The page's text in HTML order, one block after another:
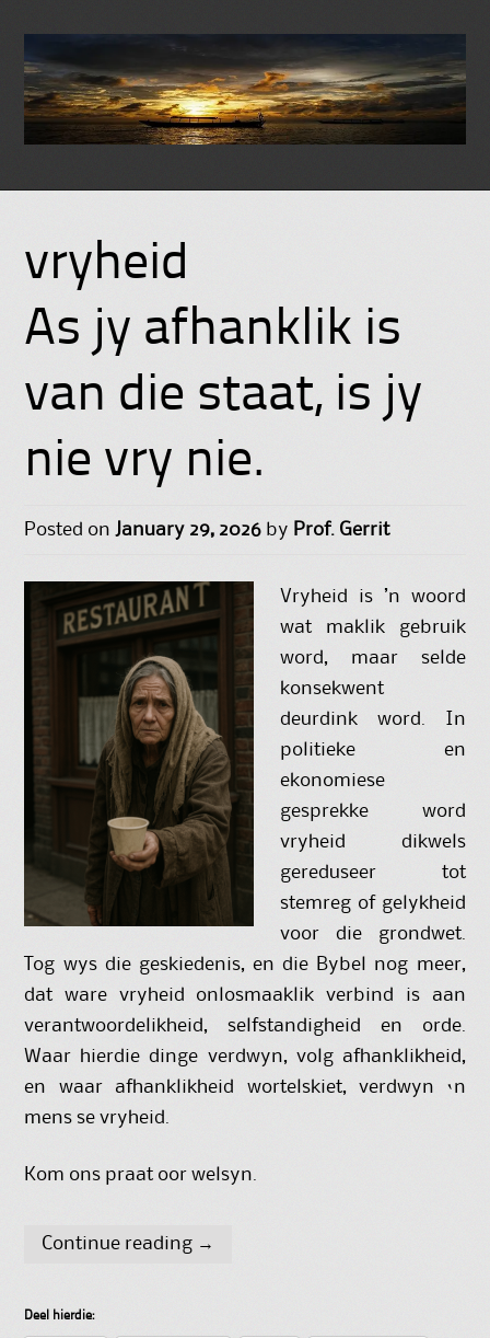
content
vryheid
As jy afhanklik is
van die staat, is jy
nie vry nie.
Posted on January 29, 2026 by Prof. Gerrit
Vryheid is ’n woord
wat maklik gebruik
word, maar selde
konsekwent
deurdink word. In
politieke en
ekonomiese
gesprekke word
vryheid dikwels
gereduseer tot
stemreg of gelykheid
voor die grondwet.
Tog wys die geskiedenis, en die Bybel nog meer,
dat ware vryheid onlosmaaklik verbind is aan
verantwoordelikheid, selfstandigheid en orde.
Waar hierdie dinge verdwyn, volg afhanklikheid,
en waar afhanklikheid wortelskiet, verdwyn ‘n
mens se vryheid.
Kom ons praat oor welsyn.
Continue reading →
Deel hierdie: